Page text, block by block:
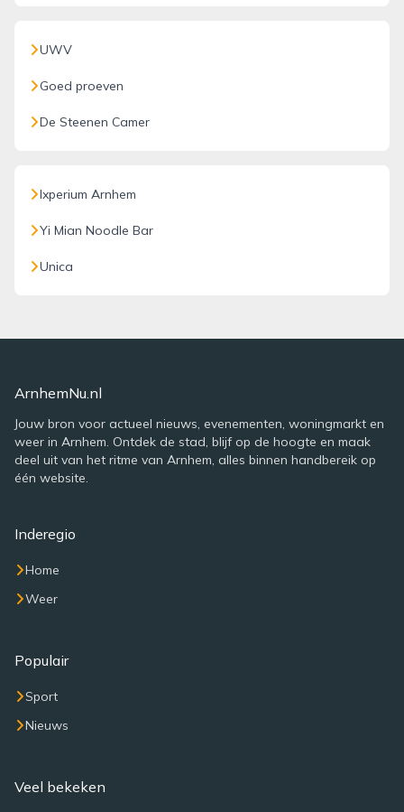
UWV
Goed proeven
De Steenen Camer
Ixperium Arnhem
Yi Mian Noodle Bar
Unica
ArnhemNu.nl
Jouw bron voor actueel nieuws, evenementen, woningmarkt en
weer in Arnhem. Ontdek de stad, blijf op de hoogte en maak
deel uit van het ritme van Arnhem, alles binnen handbereik op
één website.
Inderegio
Home
Weer
Populair
Sport
Nieuws
Veel bekeken